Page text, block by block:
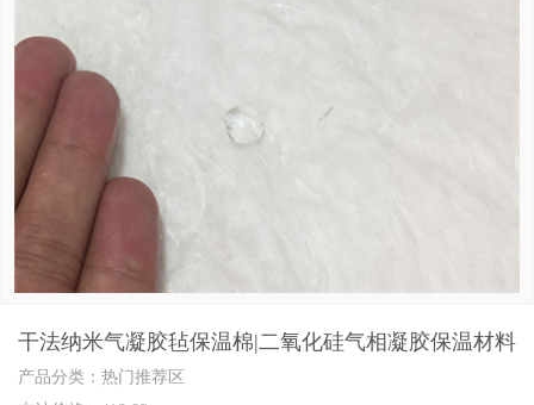
干法纳米气凝胶毡保温棉|二氧化硅气相凝胶保温材料
产品分类：热门推荐区